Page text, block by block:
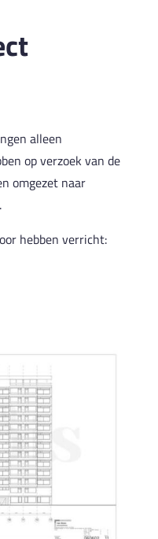
alleen
op verzoek van de
omgezet naar
hebben verricht: